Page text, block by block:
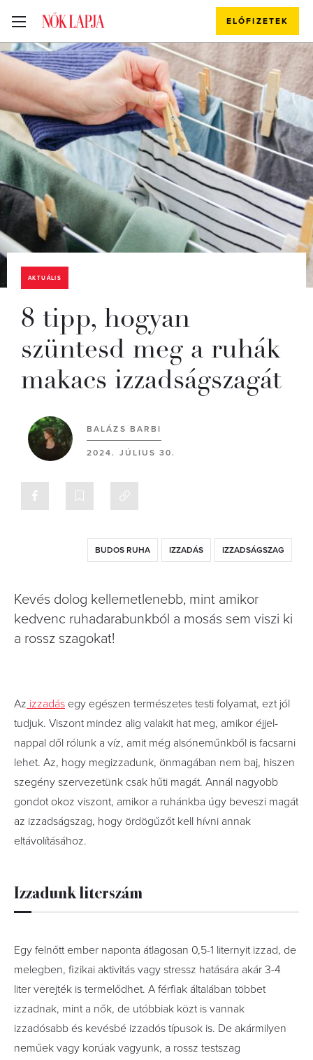
ELŐFIZETEK
AKTUÁLIS
8 tipp, hogyan
szüntesd meg a ruhák
makacs izzadságszagát
BALÁZS BARBI
2024. JÚLIUS 30.
BUDOS RUHA IZZADÁS IZZADSÁGSZAG
Kevés dolog kellemetlenebb, mint amikor
kedvenc ruhadarabunkból a mosás sem viszi ki
a rossz szagokat!
Az izzadás egy egészen természetes testi folyamat, ezt jól
tudjuk. Viszont mindez alig valakit hat meg, amikor éjjel-
nappal dől rólunk a víz, amit még alsóneműnkből is facsarni
lehet. Az, hogy megizzadunk, önmagában nem baj, hiszen
szegény szervezetünk csak hűti magát. Annál nagyobb
gondot okoz viszont, amikor a ruhánkba úgy beveszi magát
az izzadságszag, hogy ördögűzőt kell hívni annak
eltávolításához.
Izzadunk literszám
Egy felnőtt ember naponta átlagosan 0,5-1 liternyit izzad, de
melegben, fizikai aktivitás vagy stressz hatására akár 3-4
liter verejték is termelődhet. A férfiak általában többet
izzadnak, mint a nők, de utóbbiak közt is vannak
izzadósabb és kevésbé izzadós típusok is. De akármilyen
neműek vagy korúak vagyunk, a rossz testszag